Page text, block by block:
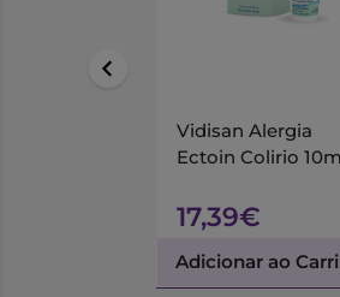
Vidisan Alergia
Ectoin Colirio
17,39€
Adicionar ao